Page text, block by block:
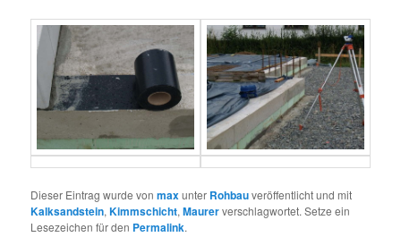
Dieser Eintrag wurde vonmaxunter Rohbauveröffentlicht und mit
Kalksandstein,Kimmschicht,Maurerverschlagwortet. Setze ein
Lesezeichen für den Permalink.